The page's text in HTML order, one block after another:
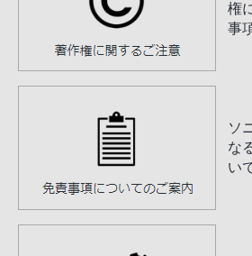
権
事
ソ
な
い